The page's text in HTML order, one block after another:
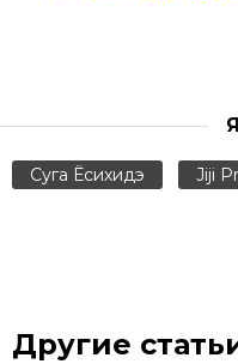
Суга Ёсихидэ Jiji
Другие